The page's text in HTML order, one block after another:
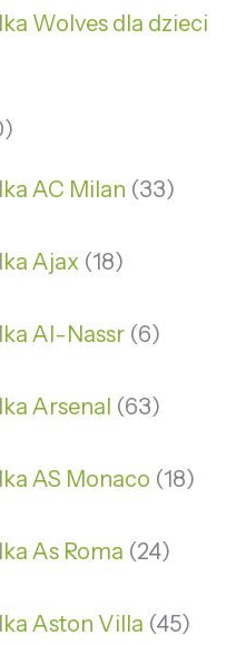
Wolves dla dzieci
AC Milan 33
Ajax 18
Al-Nassr 6
Arsenal 63
AS Monaco 18
As Roma 24
Aston Villa 45